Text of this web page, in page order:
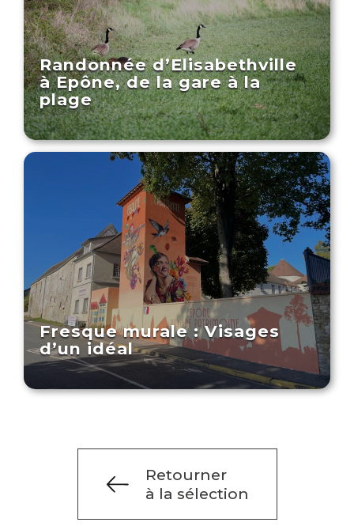
Randonnée d’Elisabethville
à Epône, de la gare à la
plage
Fresque murale : Visages
d’un idéal
Retourner
à la sélection